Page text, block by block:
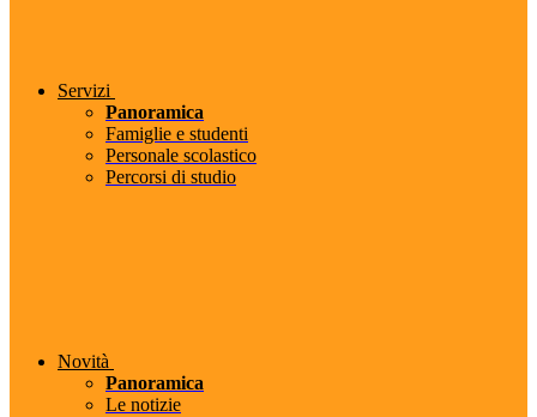
Servizi
Panoramica
Famiglie e studenti
Personale scolastico
Percorsi di studio
Novità
Panoramica
Le notizie